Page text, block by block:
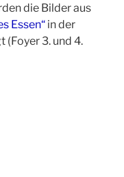
die Bilder aus
Essen“ in der
(Foyer 3. und 4.